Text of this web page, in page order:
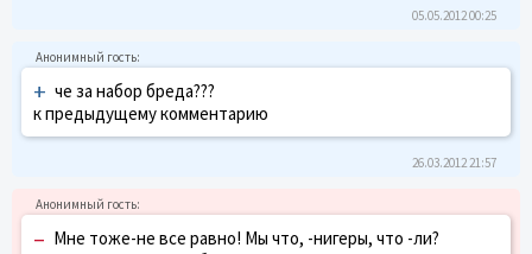
05.05.2012 00:25
+ че за набор бреда???
к предыдущему комментарию
26.03.2012 21:57
– Мне тоже-не все равно! Мы что, -нигеры, что -ли?